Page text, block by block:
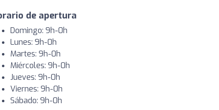
de apertura
Domingo: 9h-0h
Lunes: 9h-0h
Martes: 9h-0h
Miércoles: 9h-0h
Jueves: 9h-0h
Viernes: 9h-0h
Sábado: 9h-0h